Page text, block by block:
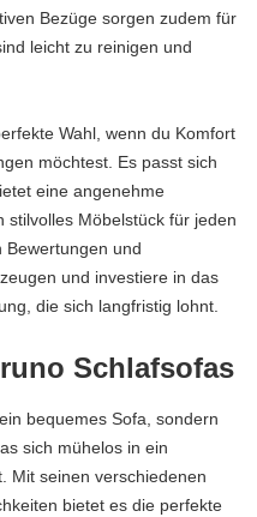
Bezüge sorgen zudem für
leicht zu reinigen und
Wahl, wenn du Komfort
möchtest. Es passt sich
eine angenehme
stilvolles Möbelstück für jeden
Bewertungen und
und investiere in das
die sich langfristig lohnt.
Schlafsofas
bequemes Sofa, sondern
sich mühelos in ein
Mit seinen verschiedenen
bietet es die perfekte